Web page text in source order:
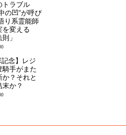
トラブル
の凹”が呼び
り系霊能師
を変える
」
記念】レジ
騎手がまた
か？それと
末か？